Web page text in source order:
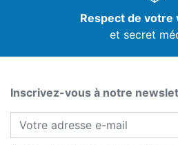
Respect de votre
et secret
Inscrivez-vous à notre